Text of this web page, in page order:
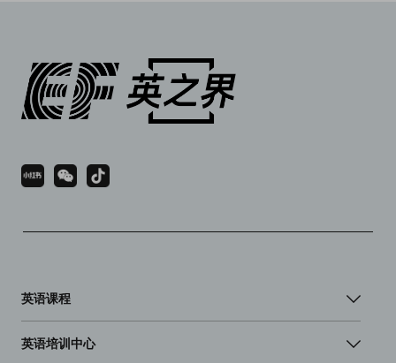
英语课程
英语培训中心